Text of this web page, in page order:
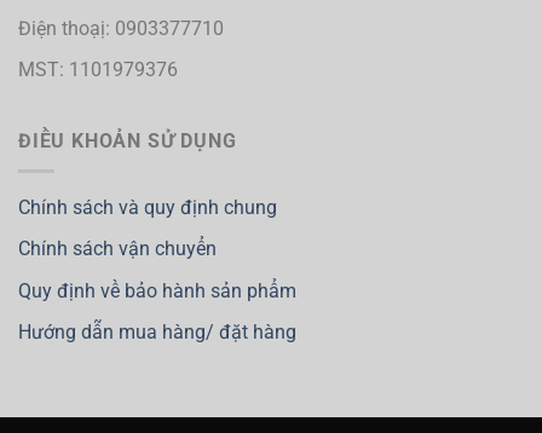
Điện thoạị: 0903377710
MST: 1101979376
ĐIỀU KHOẢN SỬ DỤNG
Chính sách và quy định chung
Chính sách vận chuyển
Quy định về bảo hành sản phẩm
Hướng dẫn mua hàng/ đặt hàng